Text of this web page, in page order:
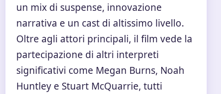
un mix di suspense, innovazione
narrativa e un cast di altissimo livello.
Oltre agli attori principali, il film vede la
partecipazione di altri interpreti
significativi come Megan Burns, Noah
Huntley e Stuart McQuarrie, tutti